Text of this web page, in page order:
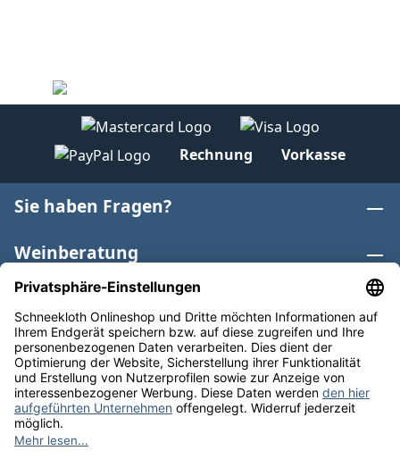
Rechnung Vorkasse
Sie haben Fragen?
Weinberatung
Informationen
Weinkategorien
Internationaler Wein
* Alle Preise inkl. gesetzl. Mehrwertsteuer zzgl.